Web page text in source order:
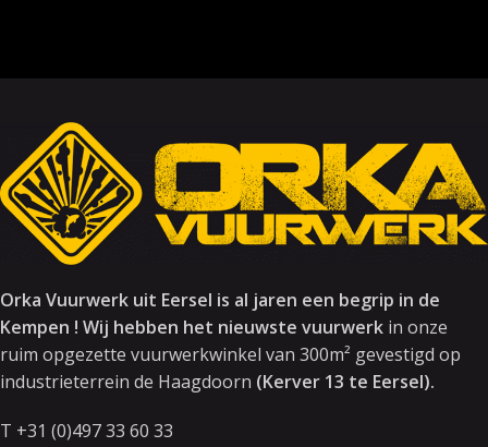
Orka Vuurwerk uit Eersel is al jaren een begrip in de
Kempen ! Wij hebben het nieuwste vuurwerk in onze
ruim opgezette vuurwerkwinkel van 300m² gevestigd op
industrieterrein de Haagdoorn (Kerver 13 te Eersel).
T +31 (0)497 33 60 33